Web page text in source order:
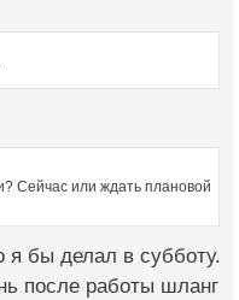
Сейчас или ждать плановой
я бы делал в субботу.
после работы шланг